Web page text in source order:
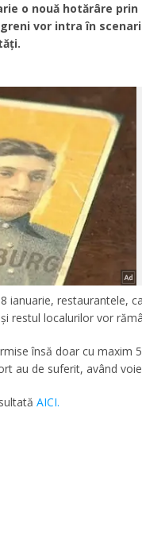
o nouă hotărâre
vor intra în
ianuarie, restaurantele,
restul localurilor vor
însă doar cu maxim
au de suferit, având
AICI.